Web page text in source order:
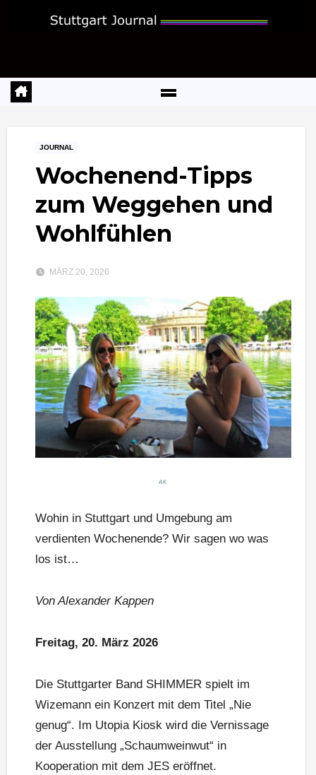
JOURNAL
Wochenend-Tipps
zum Weggehen und
Wohlfühlen
MÄRZ 20, 2026
AK
Wohin in Stuttgart und Umgebung am
verdienten Wochenende? Wir sagen wo was
los ist…
Von Alexander Kappen
Freitag, 20. März 2026
Die Stuttgarter Band SHIMMER spielt im
Wizemann ein Konzert mit dem Titel „Nie
genug“. Im Utopia Kiosk wird die Vernissage
der Ausstellung „Schaumweinwut“ in
Kooperation mit dem JES eröffnet.